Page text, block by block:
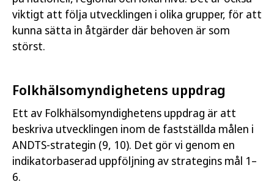
viktigt att följa utvecklingen i olika grupper, för att
kunna sätta in åtgärder där behoven är som
störst.
Folkhälsomyndighetens uppdrag
Ett av Folkhälsomyndighetens uppdrag är att
beskriva utvecklingen inom de fastställda målen i
ANDTS-strategin (9, 10). Det gör vi genom en
indikatorbaserad uppföljning av strategins mål 1–
6.